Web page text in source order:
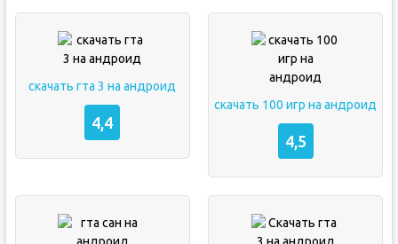
скачать гта 3 на андроид
4,4
скачать 100 игр на андроид
4,5